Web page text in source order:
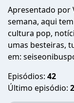
Apresentado por
semana, aqui
cultura pop,
umas besteiras,
em:
Episódios: 42
Último episódio: